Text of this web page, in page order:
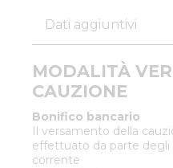
Dati aggiuntivi
MODALITÀ
CAUZIONE
Bonifico bancario
Il versamento della
effettuato da parte
corrente